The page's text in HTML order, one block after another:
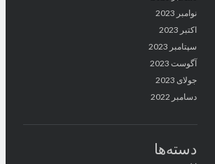
نوامبر 2023
اکتبر 2023
سپتامبر 2023
آگوست 2023
جولای 2023
دسامبر 2022
دسته‌ها